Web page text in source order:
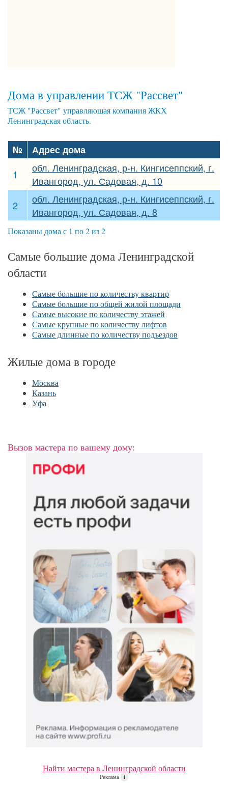
Дома в управлении ТСЖ "Рассвет"
ТСЖ "Рассвет" управляющая компания ЖКХ
Ленинградская область.
№
Адрес дома
1
обл. Ленинградская, р-н. Кингисеппский, г.
Ивангород, ул. Садовая, д. 10
2
обл. Ленинградская, р-н. Кингисеппский, г.
Ивангород, ул. Садовая, д. 8
Показаны дома с 1 по 2 из 2
Самые большие дома Ленинградской
области
Самые большие по количеству квартир
Самые большие по общей жилой площади
Самые высокие по количеству этажей
Самые крупные по количеству лифтов
Самые длинные по количеству подъездов
Жилые дома в городе
Москва
Казань
Уфа
Вызов мастера по вашему дому:
Найти мастера в Ленинградской области
Реклама i